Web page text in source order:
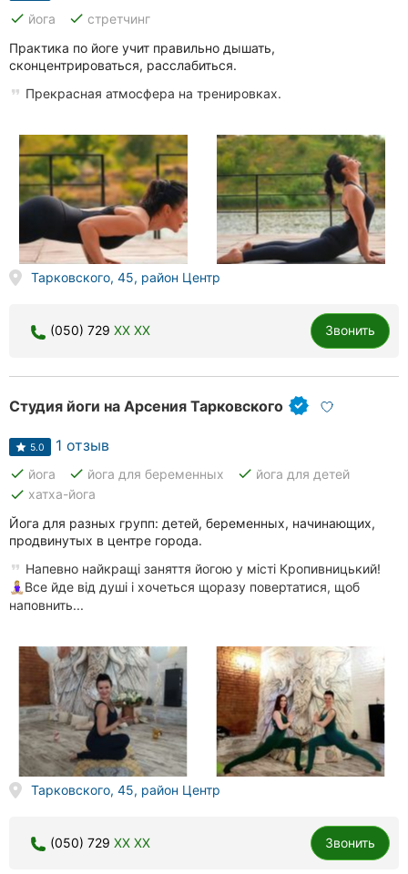
done йога done стретчинг
Практика по йоге учит правильно дышать,
сконцентрироваться, расслабиться.
Прекрасная атмосфера на тренировках.
Тарковского, 45, район Центр
(050) 729 XX XX Звонить
Студия йоги на Арсения Тарковского
5.0 1 отзыв
done йога done йога для беременных done йога для детей
done хатха-йога
Йога для разных групп: детей, беременных, начинающих,
продвинутых в центре города.
Напевно найкращі заняття йогою у місті Кропивницький!
🧘🏼‍♀️Все йде від душі і хочеться щоразу повертатися, щоб
наповнить...
Тарковского, 45, район Центр
(050) 729 XX XX Звонить